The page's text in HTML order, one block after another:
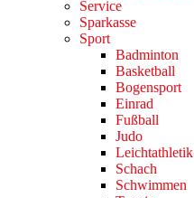
Service
Sparkasse
Sport
Badminton
Basketball
Bogensport
Einrad
Fußball
Judo
Leichtathletik
Schach
Schwimmen